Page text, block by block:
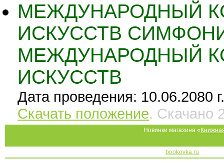
МЕЖДУНАРОДНЫЙ
ИСКУССТВ
МЕЖДУНАРОДНЫЙ
ИСКУССТВ
Дата проведения: 10.06.2080 г.
Скачать положение. Скачано
Новинки магазина «
bookovka.ru